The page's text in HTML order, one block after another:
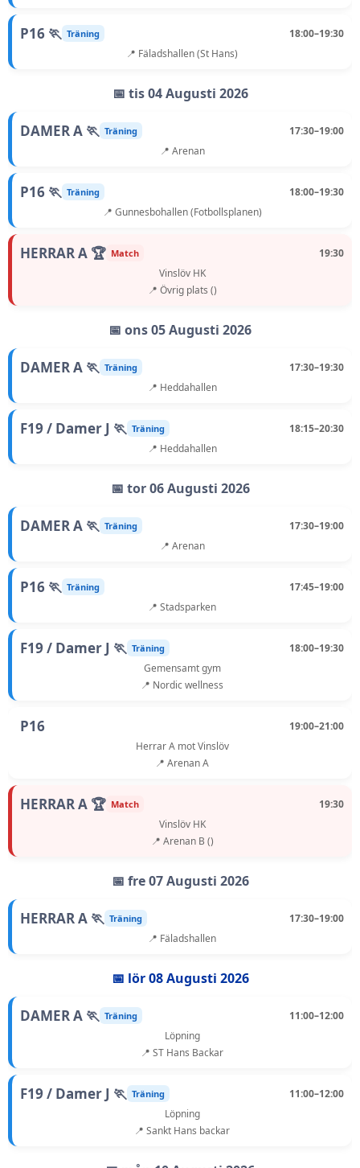
P16 🏃 Träning
18:00–19:30
📍 Fäladshallen (St Hans)
📅 tis 04 Augusti 2026
DAMER A 🏃 Träning
17:30–19:00
📍 Arenan
P16 🏃 Träning
18:00–19:30
📍 Gunnesbohallen (Fotbollsplanen)
HERRAR A 🏆 Match
19:30
Vinslöv HK
📍 Övrig plats ()
📅 ons 05 Augusti 2026
DAMER A 🏃 Träning
17:30–19:30
📍 Heddahallen
F19 / Damer J 🏃 Träning
18:15–20:30
📍 Heddahallen
📅 tor 06 Augusti 2026
DAMER A 🏃 Träning
17:30–19:00
📍 Arenan
P16 🏃 Träning
17:45–19:00
📍 Stadsparken
F19 / Damer J 🏃 Träning
18:00–19:30
Gemensamt gym
📍 Nordic wellness
P16
19:00–21:00
Herrar A mot Vinslöv
📍 Arenan A
HERRAR A 🏆 Match
19:30
Vinslöv HK
📍 Arenan B ()
📅 fre 07 Augusti 2026
HERRAR A 🏃 Träning
17:30–19:00
📍 Fäladshallen
📅 lör 08 Augusti 2026
DAMER A 🏃 Träning
11:00–12:00
Löpning
📍 ST Hans Backar
F19 / Damer J 🏃 Träning
11:00–12:00
Löpning
📍 Sankt Hans backar